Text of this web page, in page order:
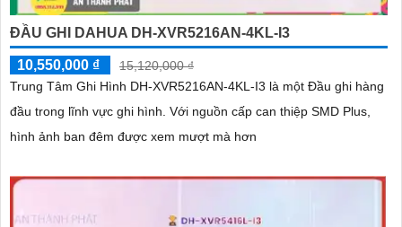
ĐẦU GHI DAHUA DH-XVR5216AN-4KL-I3
10,550,000 ₫
15,120,000 ₫
Trung Tâm Ghi Hình DH-XVR5216AN-4KL-I3 là một Đầu ghi hàng
đầu trong lĩnh vực ghi hình. Với nguồn cấp can thiệp SMD Plus,
hình ảnh ban đêm được xem mượt mà hơn